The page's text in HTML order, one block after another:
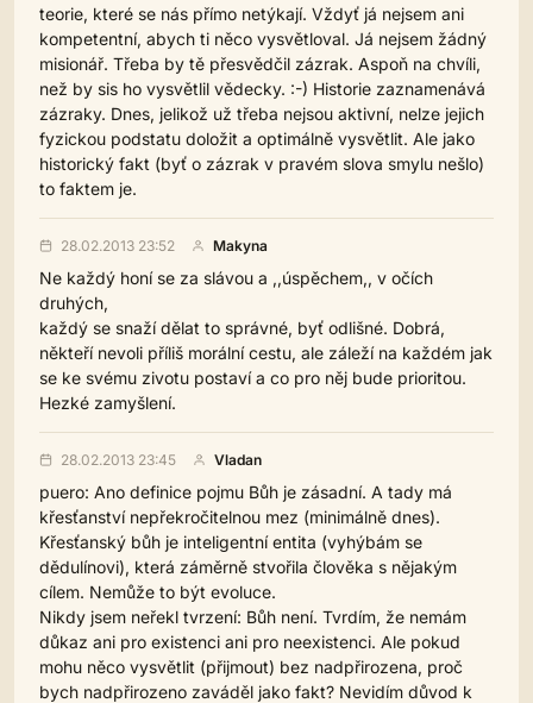
teorie, které se nás přímo netýkají. Vždyť já nejsem ani
kompetentní, abych ti něco vysvětloval. Já nejsem žádný
misionář. Třeba by tě přesvědčil zázrak. Aspoň na chvíli,
než by sis ho vysvětlil vědecky. :-) Historie zaznamenává
zázraky. Dnes, jelikož už třeba nejsou aktivní, nelze jejich
fyzickou podstatu doložit a optimálně vysvětlit. Ale jako
historický fakt (byť o zázrak v pravém slova smylu nešlo)
to faktem je.
28.02.2013 23:52 Makyna
Ne každý honí se za slávou a ,,úspěchem,, v očích
druhých,
každý se snaží dělat to správné, byť odlišné. Dobrá,
někteří nevoli příliš morální cestu, ale záleží na každém jak
se ke svému zivotu postaví a co pro něj bude prioritou.
Hezké zamyšlení.
28.02.2013 23:45 Vladan
puero: Ano definice pojmu Bůh je zásadní. A tady má
křesťanství nepřekročitelnou mez (minimálně dnes).
Křesťanský bůh je inteligentní entita (vyhýbám se
dědulínovi), která záměrně stvořila člověka s nějakým
cílem. Nemůže to být evoluce.
Nikdy jsem neřekl tvrzení: Bůh není. Tvrdím, že nemám
důkaz ani pro existenci ani pro neexistenci. Ale pokud
mohu něco vysvětlit (přijmout) bez nadpřirozena, proč
bych nadpřirozeno zaváděl jako fakt? Nevidím důvod k